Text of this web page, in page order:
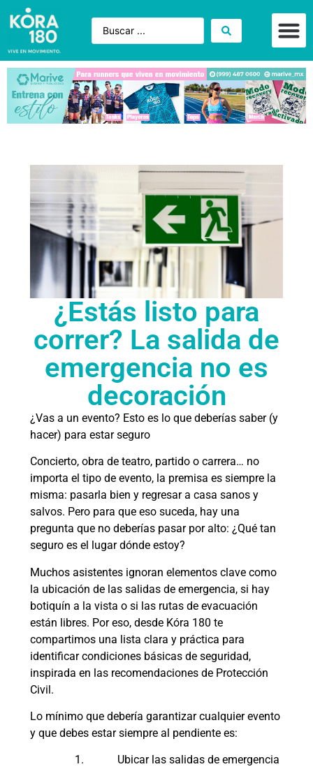
¿Estás listo para
correr? La salida de
emergencia no es
decoración
¿Vas a un evento? Esto es lo que deberías saber (y
hacer) para estar seguro
Concierto, obra de teatro, partido o carrera… no
importa el tipo de evento, la premisa es siempre la
misma: pasarla bien y regresar a casa sanos y
salvos. Pero para que eso suceda, hay una
pregunta que no deberías pasar por alto: ¿Qué tan
seguro es el lugar dónde estoy?
Muchos asistentes ignoran elementos clave como
la ubicación de las salidas de emergencia, si hay
botiquín a la vista o si las rutas de evacuación
están libres. Por eso, desde Kóra 180 te
compartimos una lista clara y práctica para
identificar condiciones básicas de seguridad,
inspirada en las recomendaciones de Protección
Civil.
Lo mínimo que debería garantizar cualquier evento
y que debes estar siempre al pendiente es:
1. Ubicar las salidas de emergencia